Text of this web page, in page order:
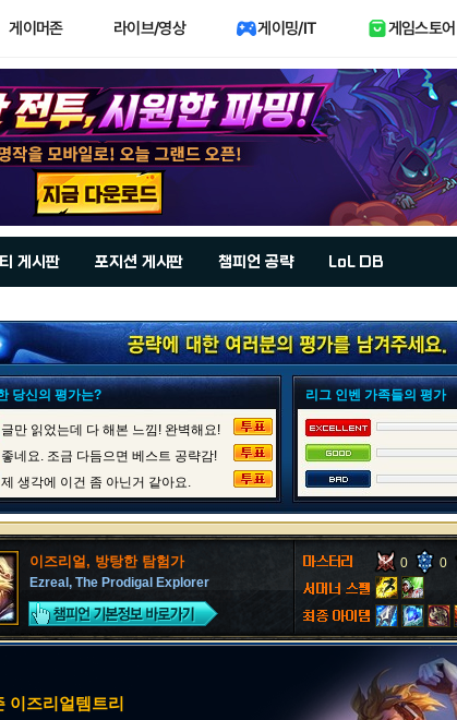
게이머존 라이브/영상 게이밍/IT 게임스토어
게시판 포지션 게시판 챔피언 공략 LoL DB
당신의 평가는?
글만 읽었는데 다 해본 느낌! 완벽해요!
좋네요. 조금 다듬으면 베스트 공략감!
제 생각에 이건 좀 아닌거 같아요.
리그 인벤 가족들의 평가
이즈리얼, 방탕한 탐험가
Ezreal, The Prodigal Explorer
0 0
이즈리얼템트리